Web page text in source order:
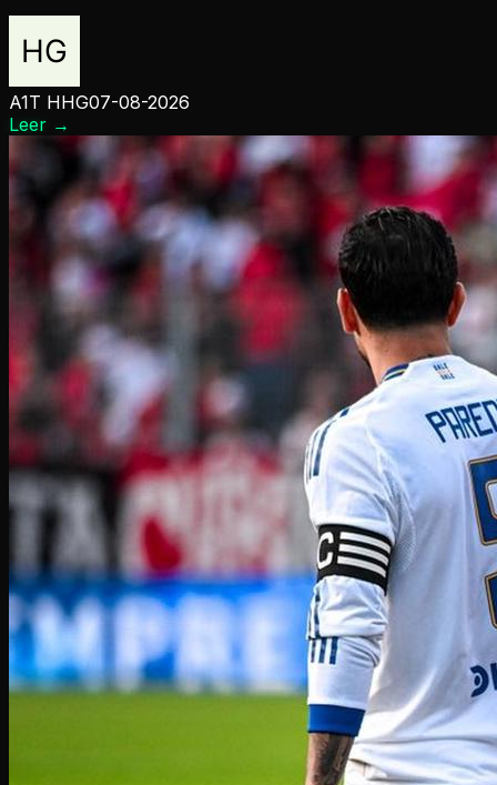
A1T HHG07-08-2026
Leer →